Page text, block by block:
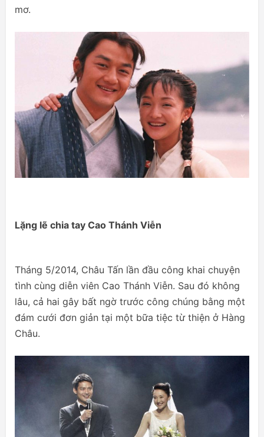
mơ.
Lặng lẽ chia tay Cao Thánh Viễn
Tháng 5/2014, Châu Tấn lần đầu công khai chuyện
tình cùng diễn viên Cao Thánh Viễn. Sau đó không
lâu, cả hai gây bất ngờ trước công chúng bằng một
đám cưới đơn giản tại một bữa tiệc từ thiện ở Hàng
Châu.